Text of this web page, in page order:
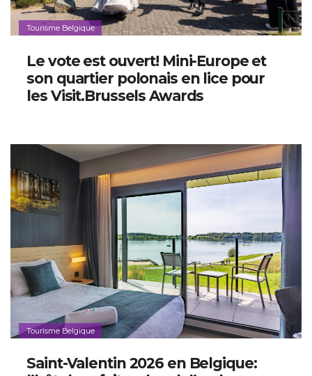
Tourisme Belgique
Le vote est ouvert! Mini-Europe et
son quartier polonais en lice pour
les Visit.Brussels Awards
Tourisme Belgique
Saint-Valentin 2026 en Belgique: